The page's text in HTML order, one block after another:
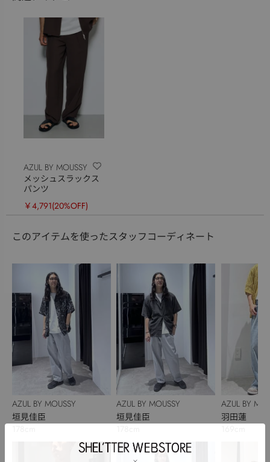
AZUL BY MOUSSY
メッシュスラックス
パンツ
￥4,791(20%OFF)
このアイテムを使ったスタッフコーディネート
AZUL BY MOUSSY
垣見佳臣
AZUL BY MOUSSY
垣見佳臣
AZUL BY
羽田蓮